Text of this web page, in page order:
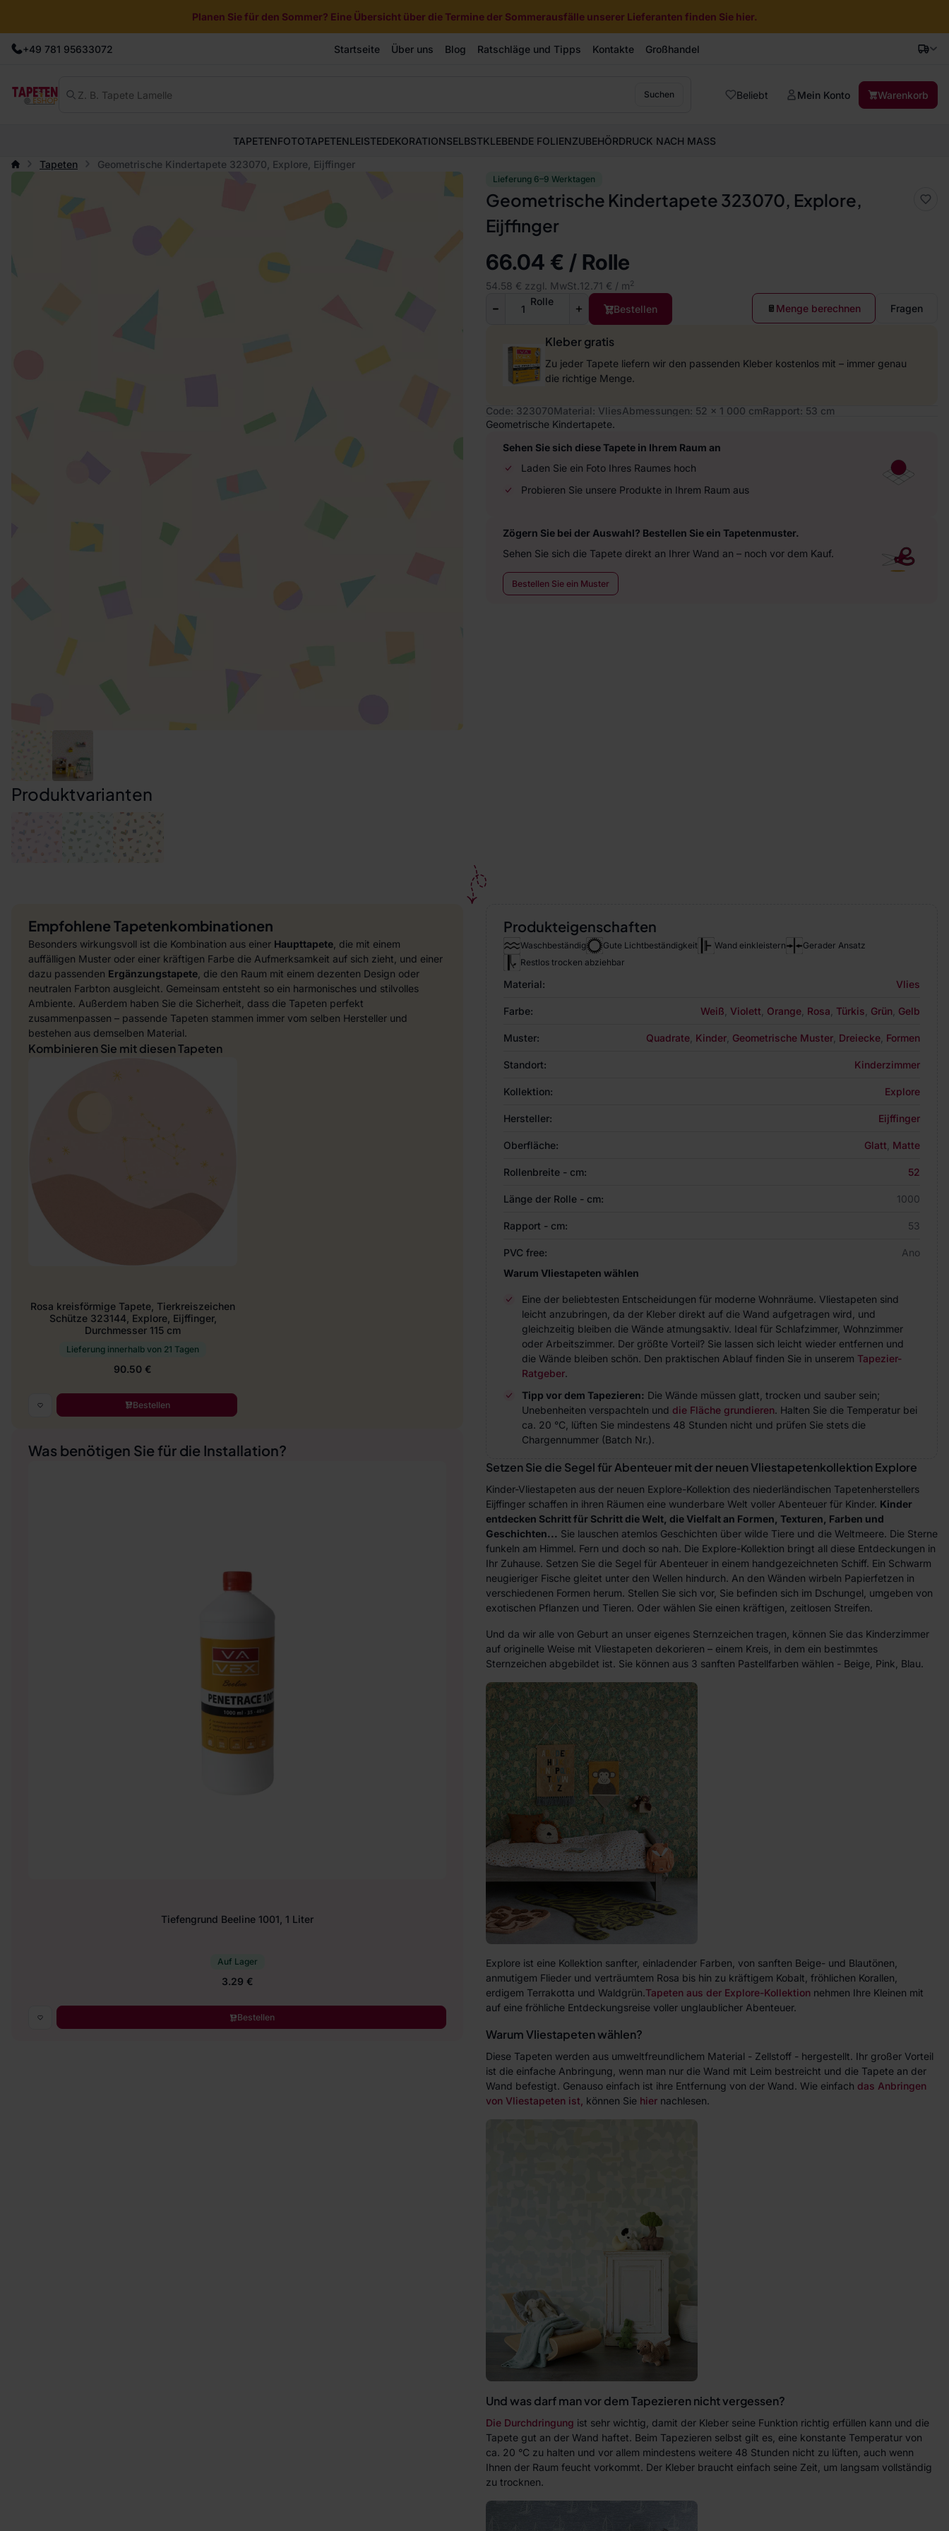
Planen Sie für den Sommer? Eine Übersicht über die Termine der Sommerausfälle unserer Lieferanten finden Sie hier.
+49 781 95633072 Startseite Über uns Blog Ratschläge und Tipps Kontakte Großhandel
Suchen Beliebt Mein Konto Warenkorb
TAPETENFOTOTAPETENLEISTEDEKORATIONSELBSTKLEBENDE FOLIENZUBEHÖRDRUCK NACH MASS
Tapeten
Geometrische Kindertapete 323070, Explore, Eijffinger
Lieferung 6–9 Werktagen
Geometrische Kindertapete 323070, Explore,
Eijffinger
66.04 € / Rolle
54.58 € zzgl. MwSt. 12.71 € / m2
Rolle
Bestellen Menge berechnen Fragen
Kleber gratis
Zu jeder Tapete liefern wir den passenden Kleber kostenlos mit – immer genau
die richtige Menge.
Code: 323070Material: VliesAbmessungen: 52 x 1 000 cmRapport: 53 cm
Geometrische Kindertapete.
Sehen Sie sich diese Tapete in Ihrem Raum an
Laden Sie ein Foto Ihres Raumes hoch
Probieren Sie unsere Produkte in Ihrem Raum aus
Zögern Sie bei der Auswahl? Bestellen Sie ein Tapetenmuster.
Sehen Sie sich die Tapete direkt an Ihrer Wand an – noch vor dem Kauf.
Bestellen Sie ein Muster
Produktvarianten
Produkteigenschaften
Waschbeständig Gute Lichtbeständigkeit Wand einkleistern
Gerader Ansatz
Restlos trocken abziehbar
Material: Vlies
Farbe: Weiß Violett Orange Rosa Türkis Grün Gelb
Muster: Quadrate Kinder Geometrische Muster Dreiecke Formen
Standort: Kinderzimmer
Kollektion: Explore
Hersteller: Eijffinger
Oberfläche: Glatt Matte
Rollenbreite - cm: 52
Länge der Rolle - cm: 1000
Rapport - cm: 53
PVC free:
Ano
Warum Vliestapeten wählen
Eine der beliebtesten Entscheidungen für moderne Wohnräume. Vliestapeten sind
leicht anzubringen, da der Kleber direkt auf die Wand aufgetragen wird, und
gleichzeitig bleiben die Wände atmungsaktiv. Ideal für Schlafzimmer, Wohnzimmer
oder Arbeitszimmer. Der größte Vorteil? Sie lassen sich leicht wieder entfernen und
die Wände bleiben schön. Den praktischen Ablauf finden Sie in unserem Tapezier-
Ratgeber.
Tipp vor dem Tapezieren: Die Wände müssen glatt, trocken und sauber sein;
Unebenheiten verspachteln und die Fläche grundieren. Halten Sie die Temperatur bei
ca. 20 °C, lüften Sie mindestens 48 Stunden nicht und prüfen Sie stets die
Chargennummer (Batch Nr.).
Setzen Sie die Segel für Abenteuer mit der neuen Vliestapetenkollektion Explore
Kinder-Vliestapeten aus der neuen Explore-Kollektion des niederländischen Tapetenherstellers
Eijffinger schaffen in ihren Räumen eine wunderbare Welt voller Abenteuer für Kinder. Kinder
entdecken Schritt für Schritt die Welt, die Vielfalt an Formen, Texturen, Farben und
Geschichten... Sie lauschen atemlos Geschichten über wilde Tiere und die Weltmeere. Die Sterne
funkeln am Himmel. Fern und doch so nah. Die Explore-Kollektion bringt all diese Entdeckungen in
Ihr Zuhause. Setzen Sie die Segel für Abenteuer in einem handgezeichneten Schiff. Ein Schwarm
neugieriger Fische gleitet unter den Wellen hindurch. An den Wänden wirbeln Papierfetzen in
verschiedenen Formen herum. Stellen Sie sich vor, Sie befinden sich im Dschungel, umgeben von
exotischen Pflanzen und Tieren. Oder wählen Sie einen kräftigen, zeitlosen Streifen.
Und da wir alle von Geburt an unser eigenes Sternzeichen tragen, können Sie das Kinderzimmer
auf originelle Weise mit Vliestapeten dekorieren – einem Kreis, in dem ein bestimmtes
Sternzeichen abgebildet ist. Sie können aus 3 sanften Pastellfarben wählen - Beige, Pink, Blau.
Explore ist eine Kollektion sanfter, einladender Farben, von sanften Beige- und Blautönen,
anmutigem Flieder und verträumtem Rosa bis hin zu kräftigem Kobalt, fröhlichen Korallen,
erdigem Terrakotta und Waldgrün.Tapeten aus der Explore-Kollektion nehmen Ihre Kleinen mit
auf eine fröhliche Entdeckungsreise voller unglaublicher Abenteuer.
Warum Vliestapeten wählen?
Diese Tapeten werden aus umweltfreundlichem Material - Zellstoff - hergestellt. Ihr großer Vorteil
ist die einfache Anbringung, wenn man nur die Wand mit Leim bestreicht und die Tapete an der
Wand befestigt. Genauso einfach ist ihre Entfernung von der Wand. Wie einfach das Anbringen
von Vliestapeten ist, können Sie hier nachlesen.
Und was darf man vor dem Tapezieren nicht vergessen?
Die Durchdringung ist sehr wichtig, damit der Kleber seine Funktion richtig erfüllen kann und die
Tapete gut an der Wand haftet. Beim Tapezieren selbst gilt es, eine konstante Temperatur von
ca. 20 °C zu halten und vor allem mindestens weitere 48 Stunden nicht zu lüften, auch wenn
Ihnen der Raum feucht vorkommt. Der Kleber braucht einfach seine Zeit, um langsam vollständig
zu trocknen.
Empfohlene Tapetenkombinationen
Besonders wirkungsvoll ist die Kombination aus einer Haupttapete , die mit einem
auffälligen Muster oder einer kräftigen Farbe die Aufmerksamkeit auf sich zieht, und einer
dazu passenden Ergänzungstapete , die den Raum mit einem dezenten Design oder
neutralen Farbton ausgleicht. Gemeinsam entsteht so ein harmonisches und stilvolles
Ambiente. Außerdem haben Sie die Sicherheit, dass die Tapeten perfekt
zusammenpassen – passende Tapeten stammen immer vom selben Hersteller und
bestehen aus demselben Material.
Kombinieren Sie mit diesen Tapeten
Rosa kreisförmige Tapete, Tierkreiszeichen
Schütze 323144, Explore, Eijffinger,
Durchmesser 115 cm
Lieferung innerhalb von 21 Tagen
90.50 €
Bestellen
Was benötigen Sie für die Installation?
Tiefengrund Beeline 1001, 1 Liter
Auf Lager
3.29 €
Bestellen